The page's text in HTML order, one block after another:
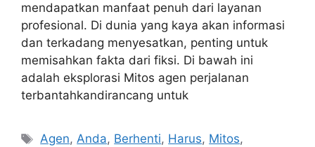
mendapatkan manfaat penuh dari layanan
profesional. Di dunia yang kaya akan informasi
dan terkadang menyesatkan, penting untuk
memisahkan fakta dari fiksi. Di bawah ini
adalah eksplorasi Mitos agen perjalanan
terbantahkandirancang untuk
Tags
Agen,Anda, Berhenti, Harus, Mitos,